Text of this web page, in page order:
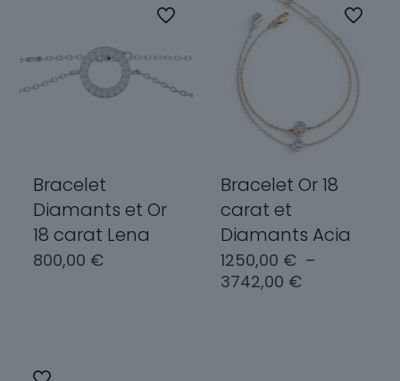
Bracelet
Diamants et Or
18 carat Lena
800,00 €
Ce
Bracelet Or 18
carat et
Diamants Acia
1250,00 € –
3742,00 €Plage